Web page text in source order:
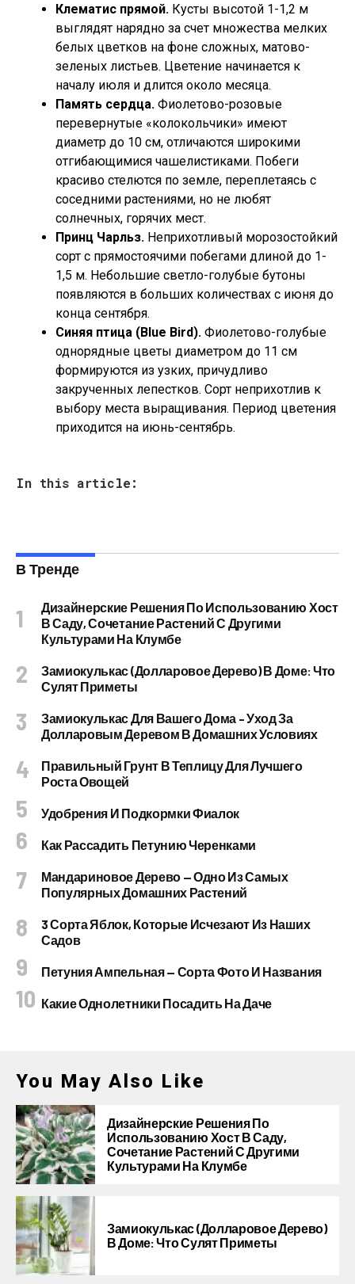
Клематис прямой. Кусты высотой 1-1,2 м
выглядят нарядно за счет множества мелких
белых цветков на фоне сложных, матово-
зеленых листьев. Цветение начинается к
началу июля и длится около месяца.
Память сердца. Фиолетово-розовые
перевернутые «колокольчики» имеют
диаметр до 10 см, отличаются широкими
отгибающимися чашелистиками. Побеги
красиво стелются по земле, переплетаясь с
соседними растениями, но не любят
солнечных, горячих мест.
Принц Чарльз. Неприхотливый морозостойкий
сорт с прямостоячими побегами длиной до 1-
1,5 м. Небольшие светло-голубые бутоны
появляются в больших количествах с июня до
конца сентября.
Синяя птица (Blue Bird). Фиолетово-голубые
однорядные цветы диаметром до 11 см
формируются из узких, причудливо
закрученных лепестков. Сорт неприхотлив к
выбору места выращивания. Период цветения
приходится на июнь-сентябрь.
In this article:
В Тренде
Дизайнерские Решения По Использованию Хост
В Саду, Сочетание Растений С Другими
Культурами На Клумбе
Замиокулькас (долларовое Дерево) В Доме: Что
Сулят Приметы
Замиокулькас Для Вашего Дома – Уход За
Долларовым Деревом В Домашних Условиях
Правильный Грунт В Теплицу Для Лучшего
Роста Овощей
Удобрения И Подкормки Фиалок
Как Рассадить Петунию Черенками
Мандариновое Дерево — Одно Из Самых
Популярных Домашних Растений
3 Сорта Яблок, Которые Исчезают Из Наших
Садов
Петуния Ампельная — Сорта Фото И Названия
Какие Однолетники Посадить На Даче
You May Also Like
Дизайнерские Решения По
Использованию Хост В Саду,
Сочетание Растений С Другими
Культурами На Клумбе
Замиокулькас (долларовое Дерево)
В Доме: Что Сулят Приметы